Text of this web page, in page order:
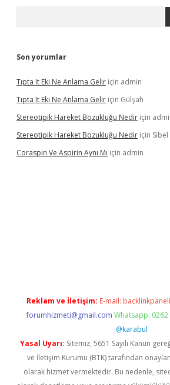
Son yorumlar
Tıpta It Eki Ne Anlama Gelir için admin
Tıpta It Eki Ne Anlama Gelir için Gülşah
Stereotipik Hareket Bozukluğu Nedir için
Stereotipik Hareket Bozukluğu Nedir için Sibel
Coraspin Ve Aspirin Aynı Mı için admin
Reklam ve İletişim: E-mail:
forumhizmeti@gmail.com Whatsapp: 0262
@karabul
Yasal Uyarı: Sitemiz, 5651 Sayılı Kanun
ve İletişim Kurumu (BTK) tarafından
olarak hizmet vermektedir. Bu nedenle,